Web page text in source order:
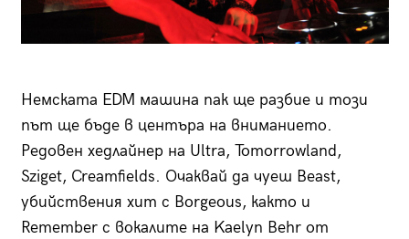
Немската EDM машина пак ще разбие и този
път ще бъде в центъра на вниманието.
Редовен хедлайнер на Ultra, Tomorrowland,
Sziget, Creamfields. Очаквай да чуеш Beast,
убийствения хит с Borgeous, както и
Remember с вокалите на Kaelyn Behr от